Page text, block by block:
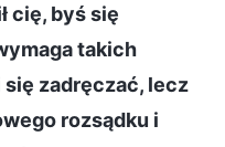
cię, byś się
takich
zadręczać, lecz
rozsądku i